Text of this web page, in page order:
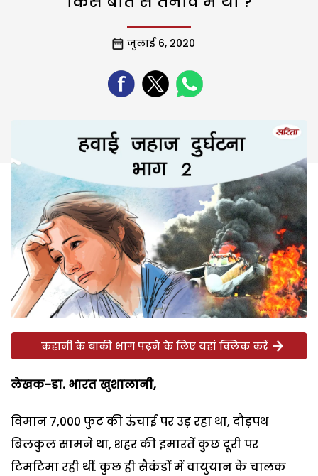
जुलाई 6, 2020
कहानी के बाकी भाग पढ़ने के लिए यहां क्लिक करें
लेखक-डा. भारत खुशालानी,
विमान 7,000 फुट की ऊंचाई पर उड़ रहा था, दौड़पथ
बिलकुल सामने था, शहर की इमारतें कुछ दूरी पर
टिमटिमा रही थीं. कुछ ही सैकंडों में वायुयान के चालक